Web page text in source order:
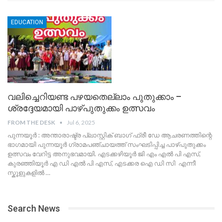
EDUCATION
വലിച്ചെറിയണ്ട പഴയതെല്ലാം പുതുക്കാം –
ശ്രദ്ദേയമായി പാഴ്പുതുക്കം ഉത്സവം
FROM THE DESK Jul 6, 2025
പുന്നയൂർ : അന്താരാഷ്ട്ര പ്ലാസ്റ്റിക് ബാഗ് ഫ്രീ ഡേ ആചരണത്തിന്റെ
ഭാഗമായി പുന്നയൂർ ഗ്രാമപഞ്ചായത്ത് സംഘടിപ്പിച്ച പാഴ്പുതുക്കം
ഉത്സവം വേറിട്ട അനുഭവമായി. എടക്കഴിയൂർ ജി എം എൽ പി എസ്,
കുരഞ്ഞിയൂർ എ ഡി എൽ പി എസ്, എടക്കര ഐ ഡി സി എന്നീ
സ്കൂളുകളിൽ…
Search News